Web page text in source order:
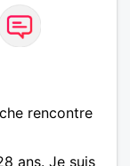
rencontre
ans. Je suis